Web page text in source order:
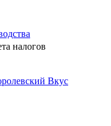
налогов
Вкус